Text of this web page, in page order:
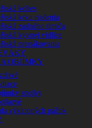
kolies
krku riadenia
zadného tlmiča
kyvnej vidlice
prepákovania
OBJÍMKY
spojky
výklopných páčok